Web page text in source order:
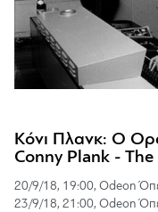
Κόνι Πλανκ: Ο
Conny Plank -
20/9/18, 19:00, Odeon
23/9/18, 21:00, Odeon